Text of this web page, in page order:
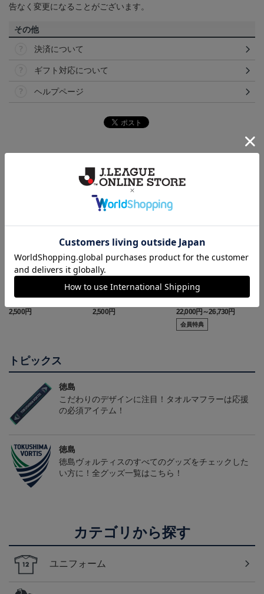
告なく変更になることがございます。
その他
決済について
ギフト対応について
ヘルプページ
徳島ヴォルティス ニョ
ロボン タオルマフラー
2,500円
NEW
徳島ヴォルティス ピカ
チュウ タオルマフラー
2,500円
2026/27オーセンティッ
クユニフォーム(FP1st/半
袖)
22,000円～26,730円
会員特典
トピックス
徳島
こだわりのデザインに注目！タオルマフラーは応援
の必須アイテム！
徳島
徳島ヴォルティスのすべてのグッズをチェックした
い方に！全グッズ一覧はこちら！
カテゴリから探す
ユニフォーム